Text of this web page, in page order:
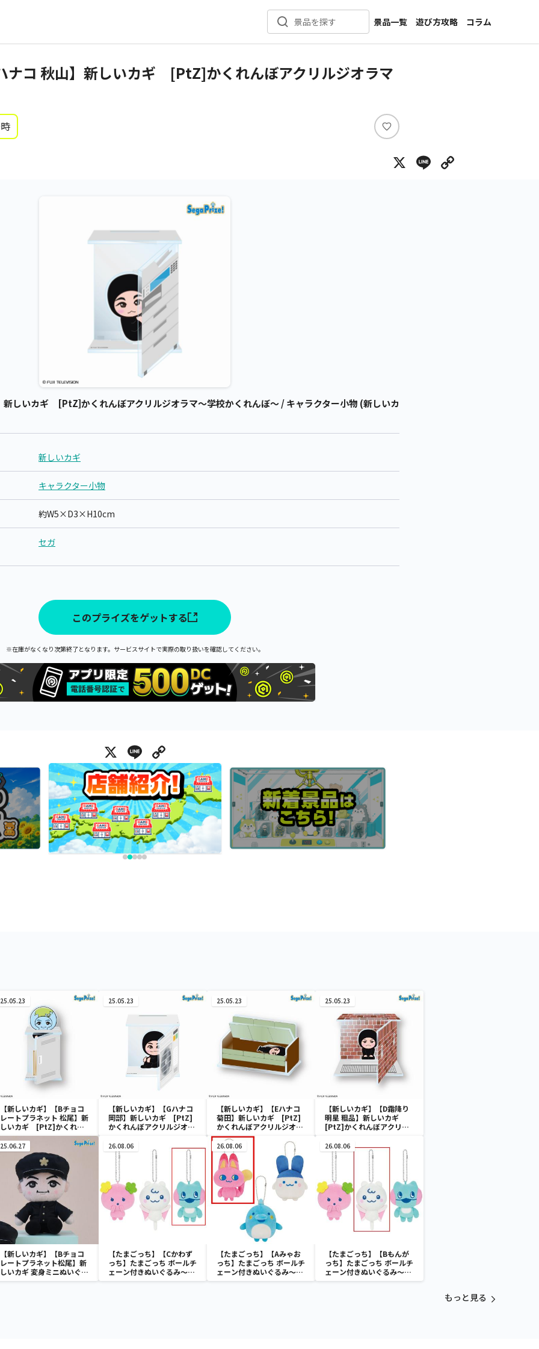
景品を探す
景品一覧
新着景品
遊び方攻略
コラム
インタビュー
ナコ 秋山】新しいカギ [PtZ]かくれんぼアクリルジオラマ
い
ね
X Line
新しいカギ [PtZ]かくれんぼアクリルジオラマ～学校かくれんぼ～ / キャラクター小物 (新しいカ
新しいカギ
キャラクター小物
約W5×D3×H10cm
セガ
このプライズをゲットする
※在庫がなくなり次第終了となります。サービスサイトで実際の取り扱いを確認してください。
X Line
25.05.23
【新しいカギ】【Bチョコ
レートプラネット 松尾】新
しいカギ [PtZ]かくれん
ぼアクリルジオラマ～学校
かくれんぼ～
25.05.23
【新しいカギ】【Gハナコ
岡部】新しいカギ [PtZ]
かくれんぼアクリルジオラ
25.05.23
【新しいカギ】【Eハナコ
菊田】新しいカギ [PtZ]
かくれんぼアクリルジオラ
マ～学校かくれんぼ～
25.05.23
【新しいカギ】【D霜降り
明星 粗品】新しいカギ
[PtZ]かくれんぼアクリル
～
25.06.27
【新しいカギ】【Bチョコ
レートプラネット松尾】新
しいカギ 変身ミニぬいぐる
み～学校かくれんぼ～(EX)
26.08.06
【たまごっち】【Cかわず
っち】たまごっち ボールチ
ェーン付きぬいぐるみ～
Tamagotchi Paradise～
26.08.06
【たまごっち】【Aみゃお
っち】たまごっち ボールチ
ェーン付きぬいぐるみ～
Tamagotchi Paradise～
26.08.06
【たまごっち】【Bもんが
っち】たまごっち ボールチ
ェーン付きぬいぐるみ～
Tamagotchi Paradise～
もっと見る